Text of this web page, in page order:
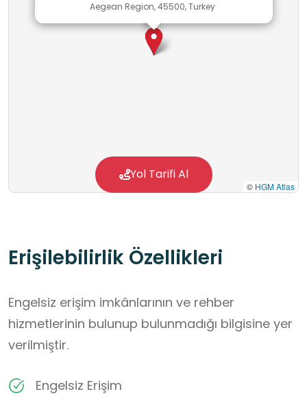
Aegean Region, 45500, Turkey
© HGM Atlas
Yol Tarifi Al
Erişilebilirlik Özellikleri
Engelsiz erişim imkânlarının ve rehber
hizmetlerinin bulunup bulunmadığı bilgisine yer
verilmiştir.
Engelsiz Erişim